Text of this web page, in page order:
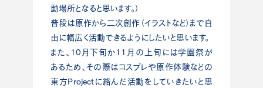
動場所となると思います。）
普段は原作から二次創作（イラストなど）まで自
由に幅広く活動できるようにしたいと思います。
また、10月下旬か11月の上旬には学園祭が
あるため、その際はコスプレや原作体験などの
東方Projectに絡んだ活動をしていきたいと思